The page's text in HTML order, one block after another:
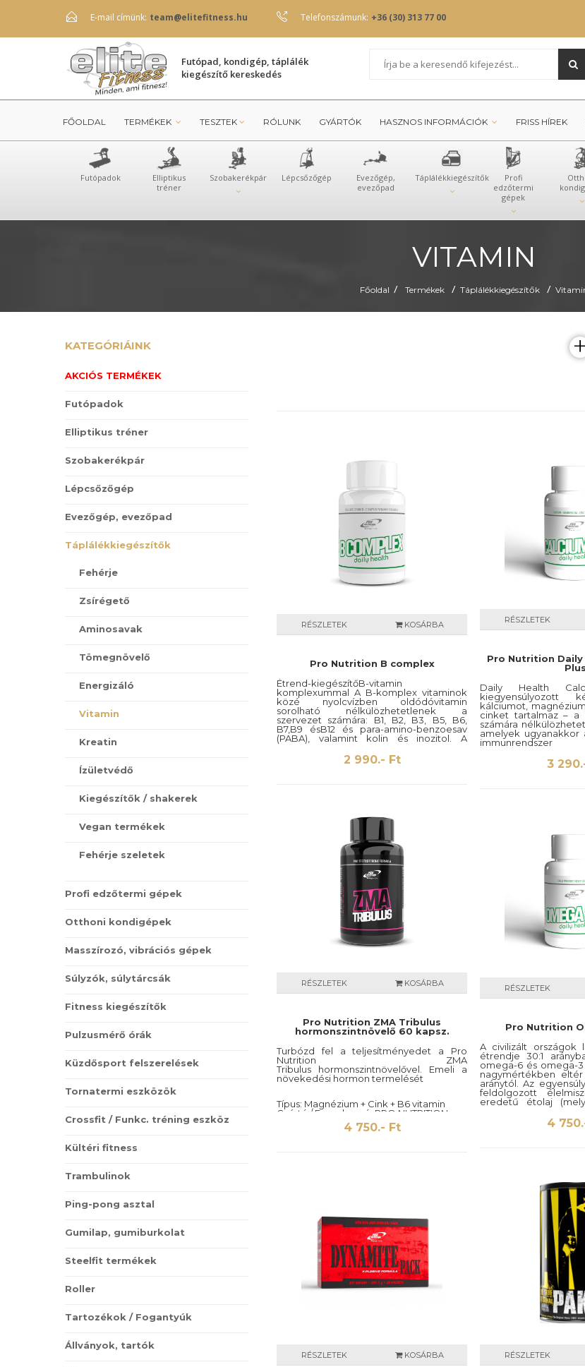
E-mail címünk: team@elitefitness.hu Telefonszámunk: +36 (30) 313 77 00
Futópad, kondigép, táplálék
kiegészítő kereskedés
FŐOLDAL TERMÉKEK TESZTEK RÓLUNK GYÁRTÓK HASZNOS INFORMÁCIÓK FRISS HÍREK
Futópadok
Elliptikus
tréner
Szobakerékpár Lépcsőzőgép
Evezőgép,
evezőpad
Táplálékkiegészítők
Profi
edzőtermi
gépek
VITAMIN
Főoldal / Termékek / Táplálékkiegészítők /
KATEGÓRIÁINK
AKCIÓS TERMÉKEK
Futópadok
Elliptikus tréner
Szobakerékpár
Lépcsőzőgép
Evezőgép, evezőpad
Táplálékkiegészítők
Fehérje
Zsírégető
Aminosavak
Tömegnövelő
Energizáló
Vitamin
Kreatin
Ízületvédő
Kiegészítők / shakerek
Vegan termékek
Fehérje szeletek
Profi edzőtermi gépek
Otthoni kondigépek
Masszírozó, vibrációs gépek
Súlyzók, súlytárcsák
Fitness kiegészítők
Pulzusmérő órák
Küzdősport felszerelések
Tornatermi eszközök
Crossfit / Funkc. tréning eszköz
Kültéri fitness
Trambulinok
Ping-pong asztal
Gumilap, gumiburkolat
Steelfit termékek
Roller
Tartozékok / Fogantyúk
Állványok, tartók
RÉSZLETEK KOSÁRBA
Pro Nutrition B complex
Étrend-kiegészítőB-vitamin
komplexummal A B-komplex vitaminok
közé nyolcvízben oldódóvitamin
sorolható nélkülözhetetlenek a
szervezet számára: B1, B2, B3, B5, B6,
B7,B9 ésB12 és para-amino-benzoesav
(PABA), valamint kolin és inozitol. A
szervezet B-vitamin igényejelentősen
nőaz edzés alatt, mivel vízben oldódó
vitaminok és a szervezetnem tárolja, a
energiatermelés,szénhidrát-anyagcsere,
vércukor szabályozás, immunrendszer és
2 990.- Ft
RÉSZLETEK
Pro Nutrition Daily
Plus
Daily Health
kiegyensúlyozott
kálciumot,
cinket tartalmaz – a
számára
amelyek ugyanakkor
működéséhez is
egy nélkülözhetetlen
szervezetünk nem
vöröstengeri alga,
magnéziumot
3
RÉSZLETEK KOSÁRBA
Pro Nutrition ZMA Tribulus
hormonszintnövelő 60 kapsz.
Turbózd fel a teljesítményedet a Pro
Nutrition ZMA
Tribulus hormonszintnövelővel. Emeli a
növekedési hormon termelését
Típus: Magnézium + Cink + B6 vitamin
Gyártó / Forgalmazó: PRO NUTRITION
Kiszerelés: 60 kapszula
4 750.- Ft
RÉSZLETEK
Pro Nutrition
A civilizált országok
étrendje 30:1
omega-6 és omega-3
nagymértékben
aránytól. Az
feldolgozott
eredetű étolaj
csak kis mennyiségű
tartalmaz)
egyéb omega-3
4
RÉSZLETEK KOSÁRBA RÉSZLETEK